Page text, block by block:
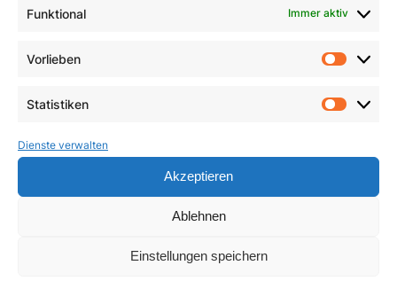
Funktional Immer aktiv
Vorlieben
Statistiken
Dienste verwalten
Akzeptieren
Ablehnen
Einstellungen speichern
John Henry Newman
Zweiten Vatikanischen